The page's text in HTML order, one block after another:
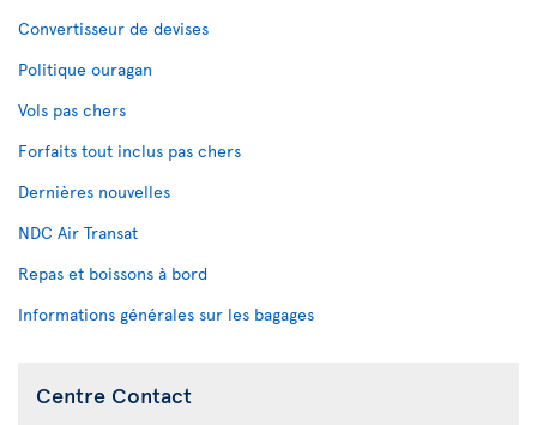
Convertisseur de devises
Politique ouragan
Vols pas chers
Forfaits tout inclus pas chers
Dernières nouvelles
NDC Air Transat
Repas et boissons à bord
Informations générales sur les bagages
Centre Contact